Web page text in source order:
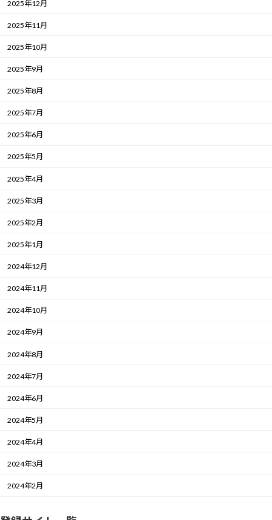
2025年12月
2025年11月
2025年10月
2025年9月
2025年8月
2025年7月
2025年6月
2025年5月
2025年4月
2025年3月
2025年2月
2025年1月
2024年12月
2024年11月
2024年10月
2024年9月
2024年8月
2024年7月
2024年6月
2024年5月
2024年4月
2024年3月
2024年2月